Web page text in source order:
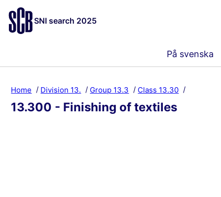
SNI search 2025
På svenska
Home Division 13. Group 13.3 Class 13.30
13.300 - Finishing of textiles